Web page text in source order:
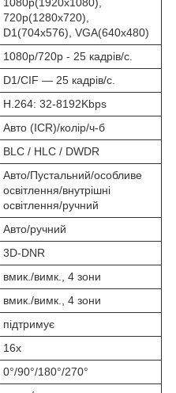
720p(1280x720),
D1(704x576), VGA(640x480)
1080p/720p - 25 кадрів/с.
D1/CIF — 25 кадрів/с.
H.264: 32-8192Kbps
Авто (ICR)/колір/ч-б
BLC / HLC / DWDR
Авто/Пустальний/особливе
освітлення/внутрішні
освітлення/ручний
Авто/ручний
3D-DNR
вмик./вимк., 4 зони
вмик./вимк., 4 зони
підтримує
16х
0°/90°/180°/270°